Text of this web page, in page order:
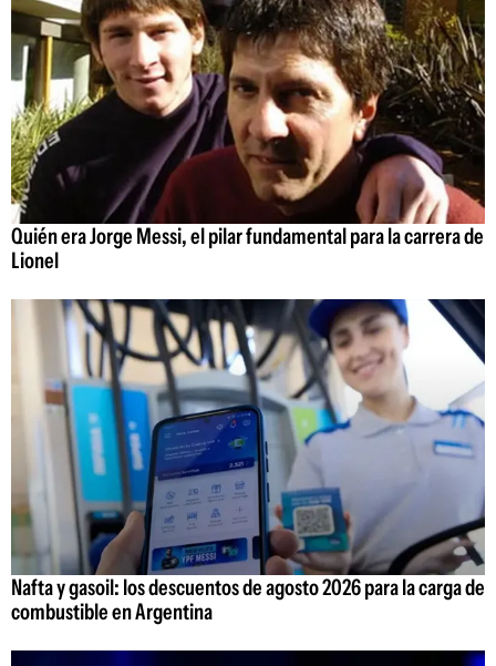
Quién era Jorge Messi, el pilar fundamental para la carrera de
Lionel
Nafta y gasoil: los descuentos de agosto 2026 para la carga de
combustible en Argentina